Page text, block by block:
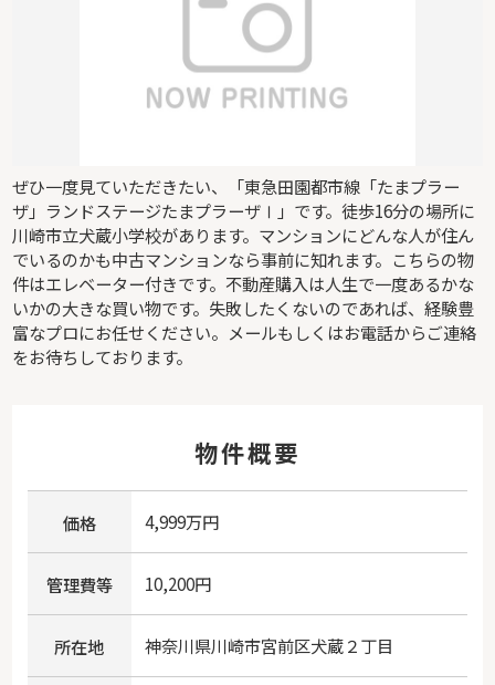
ぜひ一度見ていただきたい、「東急田園都市線「たまプラー
ザ」ランドステージたまプラーザⅠ」です。徒歩16分の場所に
川崎市立犬蔵小学校があります。マンションにどんな人が住ん
でいるのかも中古マンションなら事前に知れます。こちらの物
件はエレベーター付きです。不動産購入は人生で一度あるかな
いかの大きな買い物です。失敗したくないのであれば、経験豊
富なプロにお任せください。メールもしくはお電話からご連絡
をお待ちしております。
物件概要
価格 4,999万円
管理費等 10,200円
所在地 神奈川県川崎市宮前区犬蔵２丁目